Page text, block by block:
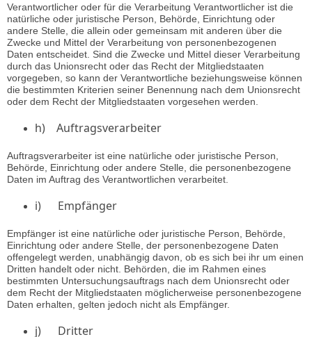
Verantwortlicher oder für die Verarbeitung Verantwortlicher ist die
natürliche oder juristische Person, Behörde, Einrichtung oder
andere Stelle, die allein oder gemeinsam mit anderen über die
Zwecke und Mittel der Verarbeitung von personenbezogenen
Daten entscheidet. Sind die Zwecke und Mittel dieser Verarbeitung
durch das Unionsrecht oder das Recht der Mitgliedstaaten
vorgegeben, so kann der Verantwortliche beziehungsweise können
die bestimmten Kriterien seiner Benennung nach dem Unionsrecht
oder dem Recht der Mitgliedstaaten vorgesehen werden.
h) Auftragsverarbeiter
Auftragsverarbeiter ist eine natürliche oder juristische Person,
Behörde, Einrichtung oder andere Stelle, die personenbezogene
Daten im Auftrag des Verantwortlichen verarbeitet.
i) Empfänger
Empfänger ist eine natürliche oder juristische Person, Behörde,
Einrichtung oder andere Stelle, der personenbezogene Daten
offengelegt werden, unabhängig davon, ob es sich bei ihr um einen
Dritten handelt oder nicht. Behörden, die im Rahmen eines
bestimmten Untersuchungsauftrags nach dem Unionsrecht oder
dem Recht der Mitgliedstaaten möglicherweise personenbezogene
Daten erhalten, gelten jedoch nicht als Empfänger.
j) Dritter